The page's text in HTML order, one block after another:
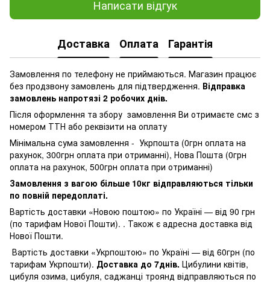
Написати відгук
Доставка Оплата Гарантія
Замовлення по телефону не приймаються. Магазин працює
без продзвону замовлень для підтвердження. Відправка
замовлень напротязі 2 робочих днів.
Після оформлення та збору замовлення Ви отримаєте смс з
номером ТТН або реквізити на оплату
Мінімальна сума замовлення - Укрпошта (0грн оплата на
рахунок, 300грн оплата при отриманні), Нова Пошта (0грн
оплата на рахунок, 500грн оплата при отриманні)
Замовлення з вагою більше 10кг відправляються тільки
по повній передоплаті.
Вартість доставки «Новою поштою» по Україні — від 90 грн
(по тарифам Нової Пошти). . Також є адресна доставка від
Нової Пошти.
Вартість доставки «Укрпоштою» по Україні — від 60грн (по
тарифам Укрпошти). Доставка до 7днів. Цибулини квітів,
цибуля озима, цибуля, саджанці троянд відправляються по